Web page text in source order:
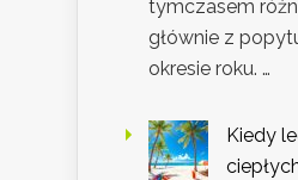
tymczasem
głównie z
okresie roku. …
Kiedy